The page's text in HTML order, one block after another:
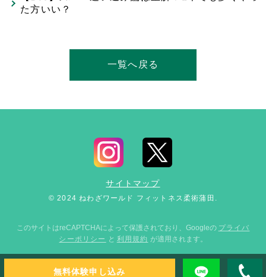
た方いい？
一覧へ戻る
サイトマップ
© 2024 ねわざワールド フィットネス柔術蒲田.
このサイトはreCAPTCHAによって保護されており、Googleの プライバ
シーポリシー と 利用規約 が適用されます。
無料体験申し込み